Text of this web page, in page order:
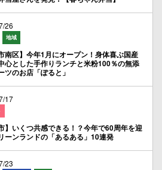
26
地域
市南区】今年1月にオープン！身体喜ぶ国産
心とした手作りランチと米粉100％の無添
ツのお店「ぽると」
17
市】いくつ共感できる！？今年で60周年を迎
ーンランドの「あるある」10連発
23